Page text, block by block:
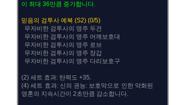
이 최대 36만큼 증가합니다.
믿음의 검투사 예복 (S2) (0/5)
무자비한 검투사의 명주 두건
무자비한 검투사의 명주 어깨보호대
무자비한 검투사의 명주 로브
무자비한 검투사의 명주 장갑
무자비한 검투사의 명주 다리보호구
(2) 세트 효과: 탄력도 +35.
(4) 세트 효과: 신의 권능: 보호막으로 인한 약화된
영혼의 지속시간이 2초만큼 감소합니다.